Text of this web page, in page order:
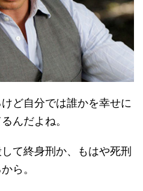
ど自分では誰かを幸せに
んだよね。
て終身刑か、もはや死刑
ら。